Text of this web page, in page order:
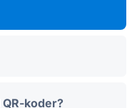
koder?